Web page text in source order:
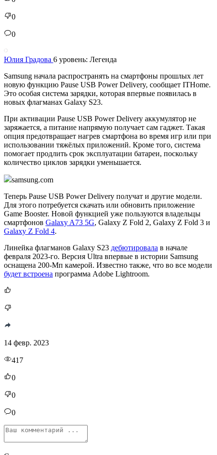
0
0
Юлия Градова 6 уровень: Легенда
Samsung начала распространять на смартфоны прошлых лет
новую функцию Pause USB Power Delivery, сообщает ITHome.
Это особая система зарядки, которая впервые появилась в
новых флагманах Galaxy S23.
При активации Pause USB Power Delivery аккумулятор не
заряжается, а питание напрямую получает сам гаджет. Такая
опция предотвращает нагрев смартфона во время игр или при
использовании тяжёлых приложений. Кроме того, система
помогает продлить срок эксплуатации батареи, поскольку
количество циклов зарядки уменьшается.
samsung.com
Теперь Pause USB Power Delivery получат и другие модели.
Для этого потребуется скачать или обновить приложение
Game Booster. Новой функцией уже пользуются владельцы
смартфонов Galaxy A73 5G, Galaxy Z Fold 2, Galaxy Z Fold 3 и
Galaxy Z Fold 4.
Линейка флагманов Galaxy S23 дебютировала в начале
февраля 2023-го. Версия Ultra впервые в истории Samsung
оснащена 200-Мп камерой. Известно также, что во все модели
будет встроена программа Adobe Lightroom.
14 февр. 2023
417
0
0
0